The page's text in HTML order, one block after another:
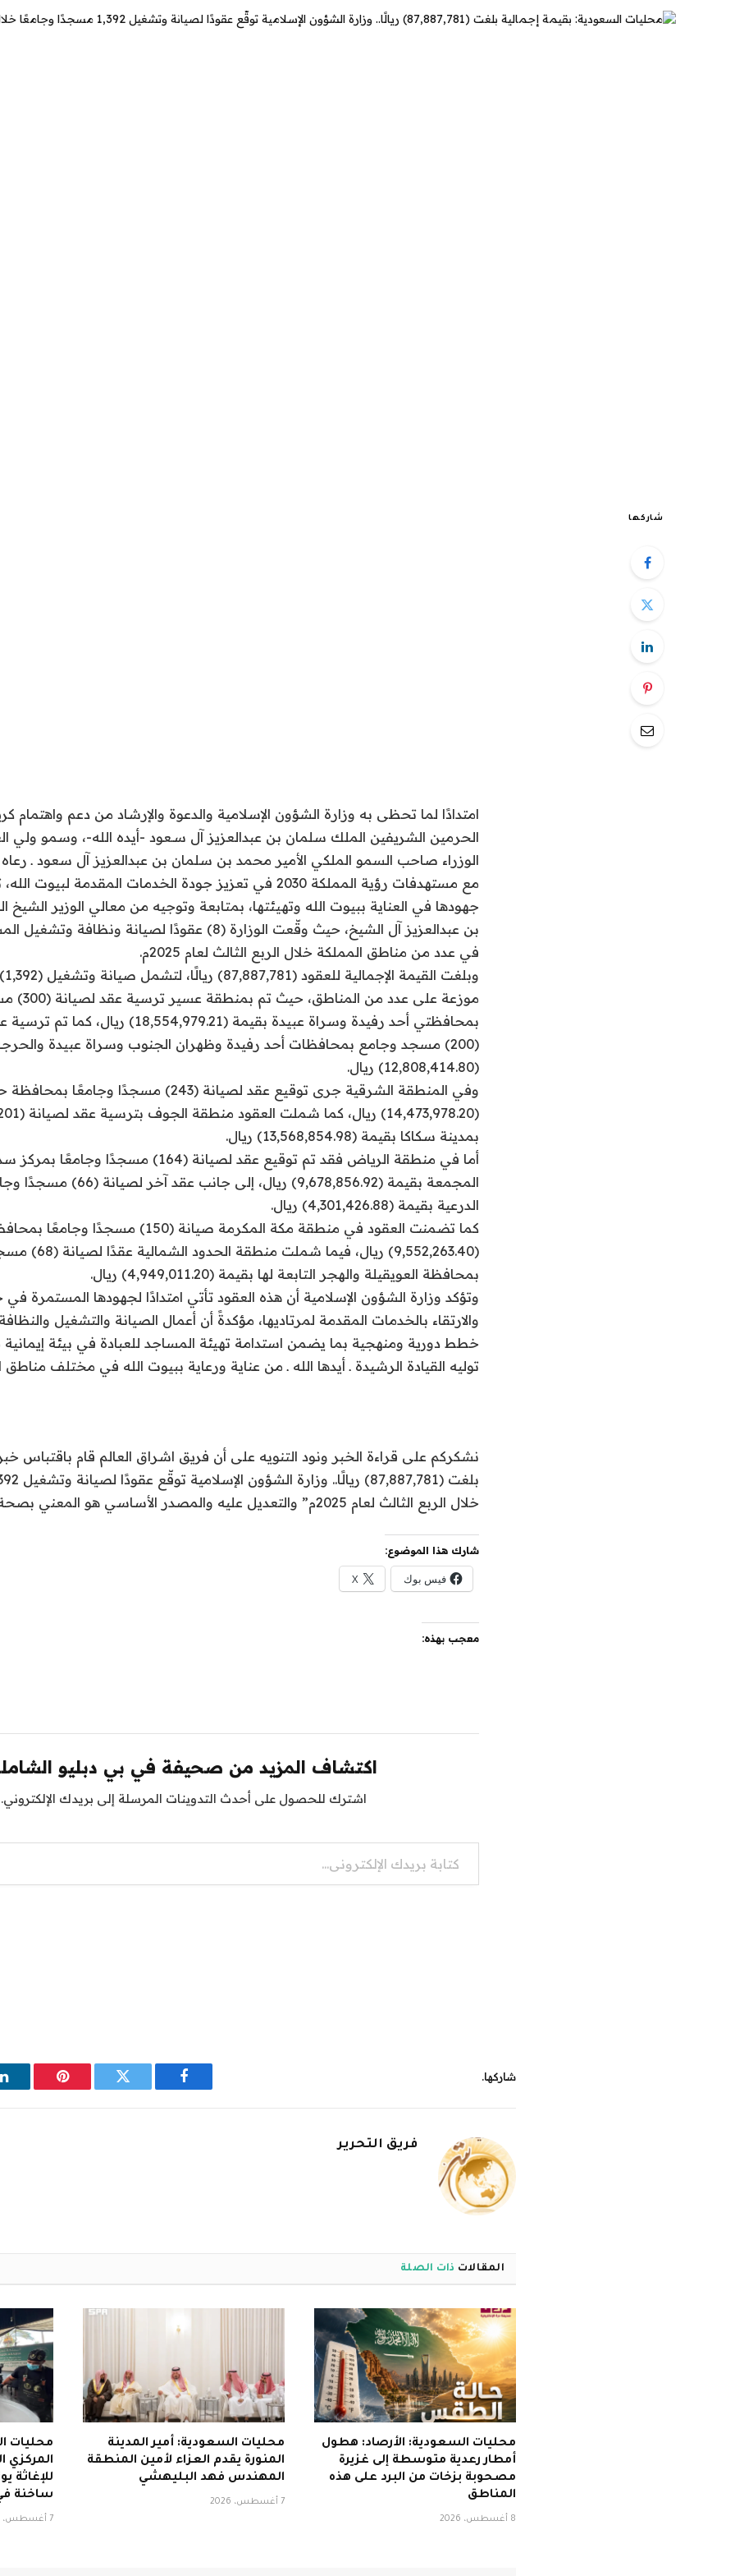
شاركها
​​امتدادًا لما تحظى به وزارة الشؤون الإسلامية والدعوة والإرشاد من دعم واهتمام
الحرمين الشريفين الملك سلمان بن عبدالعزيز آل سـعود -أيده الله-، وسمو
الوزراء صاحب السمو الملكي الأمير محمد بن سلمان بن عبدالعزيز آل سعود ـ رعاه
مع مستهدفات رؤية المملكة 2030 في تعزيز جودة الخدمات المقدمة
جهودها في العناية ببيوت الله وتهيئتها، بمتابعة وتوجيه من معالي الوزير الشيخ
بن عبدالعزيز آل الشيخ، حيث وقّعت الوزارة (8) عقودًا لصيانة
في عدد من مناطق المملكة خلال الربع الثالث لعام 2025م.
موزعة على عدد من
بمحافظتي أحد رفيدة وسراة عبيدة بقيمة
(200) مسجد وجامع بمحافظات أحد رفيدة وظهران الجنوب وسراة عبيدة
(12,808,414.80) ريال.
وفي المنطقة الشرقية جرى توقيع عقد لصيانة (243)
بمدينة سكاكا بقيمة (13,568,854.98) ريال.
أما في منطقة الرياض فقد تم توقيع عقد لصيانة (164)
المجمعة بقيمة (9,678,856.92) ريال، إلى
الدرعية بقيمة (4,301,426.88) ريال.
كما تضمنت العقود في منطقة مكة المكرمة صيانة (150)
(9,552,263.40) ريال، فيما
بمحافظة العويقيلة والهجر التابعة لها بقيمة (4,949,011.20) ريال.
وتؤكد وزارة الشؤون الإسلامية أن هذه العقود تأتي امتدادًا لجهودها المستمرة
والارتقاء بالخدمات المقدمة لمرتاديها، مؤكدةً أن أعمال الصيانة والتشغيل
خطط دورية ومنهجية بما يضمن استدامة تهيئة المساجد للعبادة في بيئة
توليه القيادة الرشيدة ـ أيدها الله ـ من عناية ورعاية ببيوت الله في مختلف مناطق
نشكركم على قراءة الخبر ونود التنويه على أن فريق اشراق العالم قام باقتباس
خلال الربع الثالث لعام 2025م” والتعديل عليه والمصدر الأساسي هو المعني بصحة الخبر
شارك هذا الموضوع:
فيس بوك X
معجب بهذه:
اكتشاف المزيد من صحيفة في بي دبليو
اشترك للحصول على أحدث التدوينات المرسلة إلى بريدك الإلكتروني.
كتابة بريدك الإلكتروني...
شاركها.
فيسبوك تويتر بينتيريست
فريق التحرير
المقالات ذات الصلة
محليات السعودية: الأرصاد: هطول
أمطار رعدية متوسطة إلى غزيرة
مصحوبة بزخات من البرد على هذه
المناطق
8 أغسطس، 2026
محليات السعودية: أمير المدينة
المنورة يقدم العزاء لأمين المنطقة
المهندس فهد البليهشي
7 أغسطس، 2026
محليات
المركزي
ساخنة
7 أغسطس، 2026